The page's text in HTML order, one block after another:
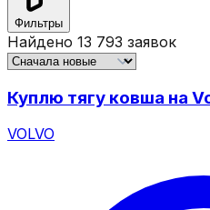
Фильтры
Найдено 13 793 заявок
Куплю тягу ковша на
VOLVO